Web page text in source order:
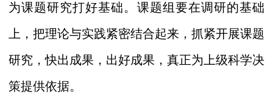
为课题研究打好基础。课题组要在调研的基础
上，把理论与实践紧密结合起来，抓紧开展课题
研究，快出成果，出好成果，真正为上级科学决
策提供依据。